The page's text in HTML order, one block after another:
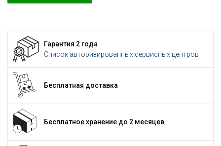
Гарантия 2 года
Список авторизированных сервисных центров
Бесплатная доставка
Бесплатное хранение до 2 месяцев